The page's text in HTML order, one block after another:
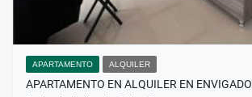
APARTAMENTO ALQUILER
APARTAMENTO EN ALQUILER EN ENVIGADO